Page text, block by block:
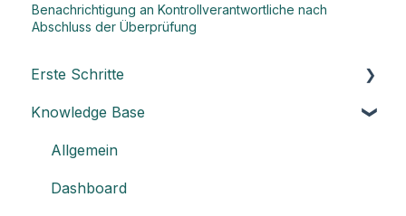
Benachrichtigung an Kontrollverantwortliche nach
Abschluss der Überprüfung
Erste Schritte
Die Grundlagen von Impero verstehen
Kernelemente von Impero
Impero Einrichtungsleitfaden
Knowledge Base
Allgemein
Dashboard